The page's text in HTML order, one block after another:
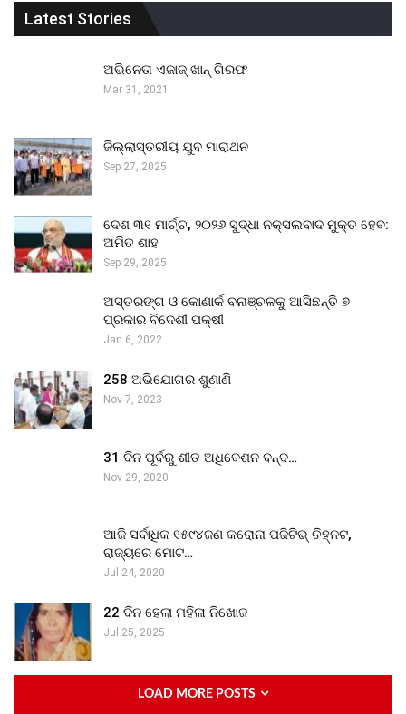
Latest Stories
ଅଭିନେତା ଏଜାଜ୍ ଖାନ୍ ଗିରଫ
Mar 31, 2021
ଜିଲ୍ଲାସ୍ତରୀୟ ଯୁବ ମାରାଥନ
Sep 27, 2025
ଦେଶ ୩୧ ମାର୍ଚ୍ଚ, ୨୦୨୬ ସୁଦ୍ଧା ନକ୍ସଲବାଦ ମୁକ୍ତ ହେବ:
ଅମିତ ଶାହ
Sep 29, 2025
ଅସ୍ତରଙ୍ଗ ଓ କୋଣାର୍କ ବନାଞ୍ଚଳକୁ ଆସିଛନ୍ତି ୭
ପ୍ରକାର ବିଦେଶୀ ପକ୍ଷୀ
Jan 6, 2022
258 ଅଭିଯୋଗର ଶୁଣାଣି
Nov 7, 2023
31 ଦିନ ପୂର୍ବରୁ ଶୀତ ଅଧିବେଶନ ବନ୍ଦ…
Nov 29, 2020
ଆଜି ସର୍ବାଧିକ ୧୫୯୪ଜଣ କରୋନା ପଜିଟିଭ୍ ଚିହ୍ନଟ,
ରାଜ୍ୟରେ ମୋଟ…
Jul 24, 2020
22 ଦିନ ହେଲା ମହିଳା ନିଖୋଜ
Jul 25, 2025
LOAD MORE POSTS